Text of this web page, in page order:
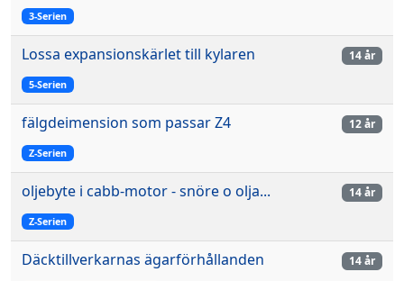
3-Serien
Lossa expansionskärlet till kylaren
5-Serien
14 år
fälgdeimension som passar Z4
Z-Serien
12 år
oljebyte i cabb-motor - snöre o olja...
Z-Serien
14 år
Däcktillverkarnas ägarförhållanden 14 år